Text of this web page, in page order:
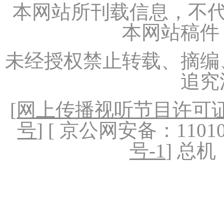
本网站所刊载信息，不
本网站稿
未经授权禁止转载、摘
追
[网上传播视听节目许可
号] [ 京公网安备：
号-1] 总机